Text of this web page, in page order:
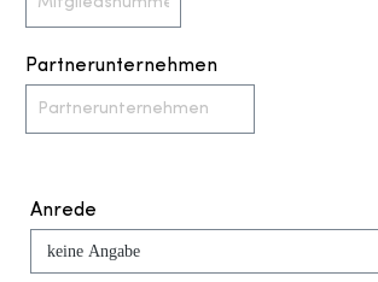
Partnerunternehmen
Anrede